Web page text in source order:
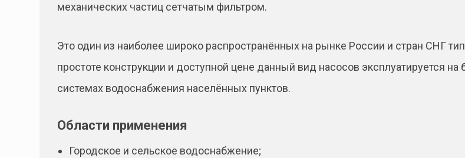
механических частиц сетчатым фильтром.
Это один из наиболее широко распространённых на рынке России и стран СНГ
простоте конструкции и доступной цене данный вид насосов эксплуатируется
системах водоснабжения населённых пунктов.
Области применения
Городское и сельское водоснабжение;